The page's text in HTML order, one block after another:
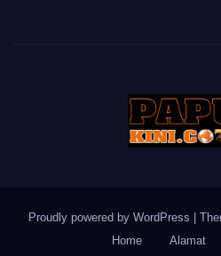
Proudly powered by WordPress
Home
Alamat